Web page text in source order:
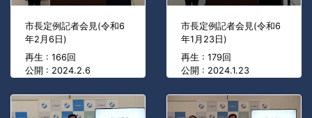
市長定例記者会見(令和6
年2月6日)
再生 : 166回
公開 : 2024.2.6
市長定例記者会見(令和6
年1月23日)
再生 : 179回
公開 : 2024.1.23